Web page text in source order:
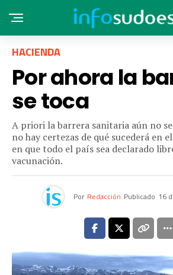
HACIENDA
Por ahora la
se toca
A priori la barrera sanitaria aún no
no hay certezas de qué sucederá en
en que todo el país sea declarado
vacunación.
Por Redacción Publicado 16